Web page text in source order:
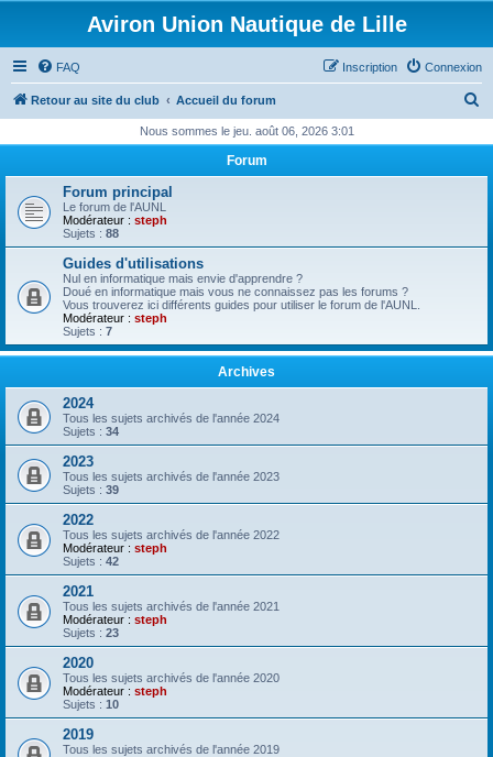
Aviron Union Nautique de Lille
FAQ Connexion
Inscription
Retour au site du club Accueil du forum
h
Nous sommes le jeu. août 06, 2026 3:01
Forum
Forum principal
Le forum de l'AUNL
Modérateur : steph
Sujets : 88
Guides d'utilisations
Nul en informatique mais envie d'apprendre ?
Doué en informatique mais vous ne connaissez pas les forums ?
Vous trouverez ici différents guides pour utiliser le forum de l'AUNL.
Modérateur : steph
Sujets : 7
Archives
2024
Tous les sujets archivés de l'année 2024
Sujets : 34
2023
Tous les sujets archivés de l'année 2023
Sujets : 39
2022
Tous les sujets archivés de l'année 2022
Modérateur : steph
Sujets : 42
2021
Tous les sujets archivés de l'année 2021
Modérateur : steph
Sujets : 23
2020
Tous les sujets archivés de l'année 2020
Modérateur : steph
Sujets : 10
2019
Tous les sujets archivés de l'année 2019